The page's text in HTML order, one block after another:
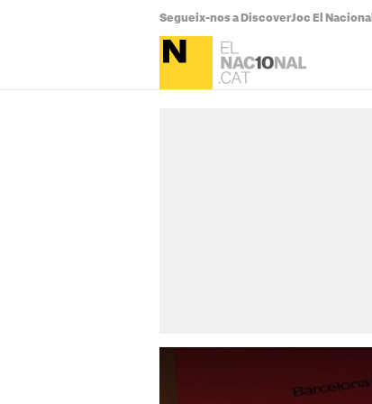
Segueix-nos a DiscoverJoc El Nacional